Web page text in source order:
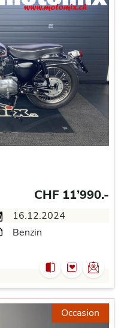
CHF 11’990.-
16.12.2024
Benzin
Occasion